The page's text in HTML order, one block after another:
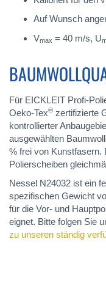
Auf Wunsch
Vmax = 40 m/s, U
Für EICKLEIT Profi-
Oeko-Tex® zertifizierte
kontrollierter
ausgewählten
% frei von Kunstfasern.
Polierscheiben
Nessel N24032 ist ein
spezifischen Gewicht
für die Vor- und
eignet. Bitte folgen Sie
zu unseren ständig